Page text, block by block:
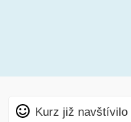
Kurz již navštívilo